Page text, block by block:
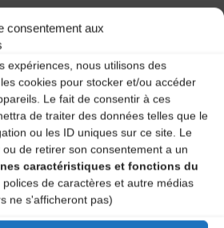
consentement aux
expériences, nous utilisons des
cookies pour stocker et/ou accéder
Le fait de consentir à ces
de traiter des données telles que le
ou les ID uniques sur ce site. Le
de retirer son consentement a un
caractéristiques et fonctions du
de caractères et autre médias
ne s'afficheront pas)
A DECOUVRIR :